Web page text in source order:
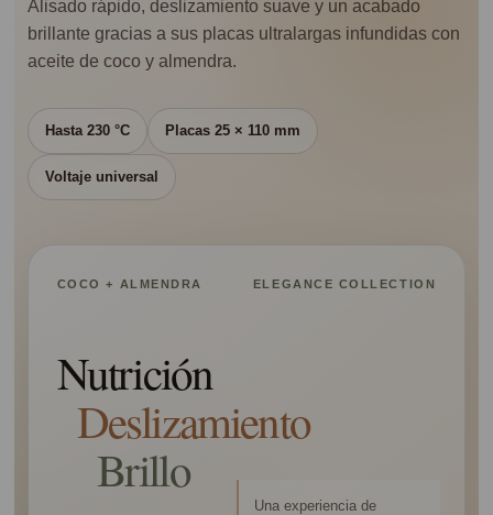
Alisado rápido, deslizamiento suave y un acabado
brillante gracias a sus placas ultralargas infundidas con
aceite de coco y almendra.
Hasta 230 °C Placas 25 × 110 mm
Voltaje universal
COCO + ALMENDRA ELEGANCE COLLECTION
Nutrición
Deslizamiento
Brillo
Una experiencia de